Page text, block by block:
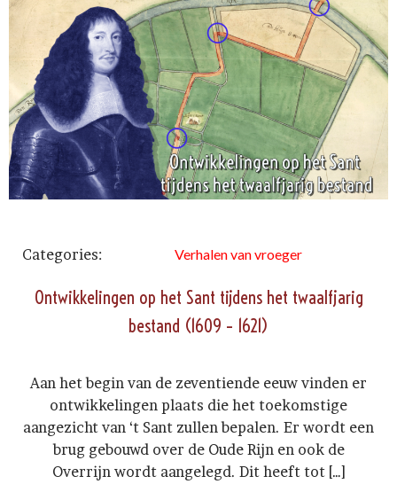
Categories: Verhalen van vroeger
Ontwikkelingen op het Sant tijdens het twaalfjarig
bestand (1609 – 1621)
Aan het begin van de zeventiende eeuw vinden er
ontwikkelingen plaats die het toekomstige
aangezicht van ‘t Sant zullen bepalen. Er wordt een
brug gebouwd over de Oude Rijn en ook de
Overrijn wordt aangelegd. Dit heeft tot […]